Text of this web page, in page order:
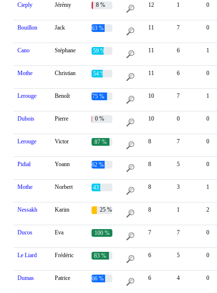
Cieply Jérémy 8 % 12 1 0
Bouillon Jack 63 % 11 7 0
Cano Stéphane 59 % 11 6 1
Mothe Christian 54 % 11 6 0
Lerouge Benoît 75 % 10 7 1
Dubois Pierre 0 % 10 0 0
Lerouge Victor 87 % 8 7 0
Pidial Yoann 62 % 8 5 0
Mothe Norbert 43 % 8 3 1
Nessakh Karim 25 % 8 1 2
Ducos Eva 100 % 7 7 0
Le Liard Frédéric 83 % 6 5 0
Dumas Patrice 66 % 6 4 0